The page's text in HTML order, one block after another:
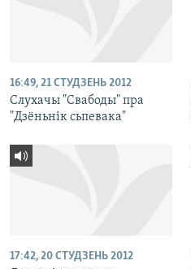
16:49, 21 СТУДЗЕНЬ 2012
Слухачы "Свабоды" пра
"Дзёньнік сьпевака"
17:42, 20 СТУДЗЕНЬ 2012